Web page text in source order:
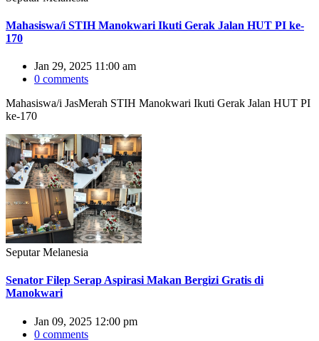
Mahasiswa/i STIH Manokwari Ikuti Gerak Jalan HUT PI ke-
170
Jan 29, 2025 11:00 am
0 comments
Mahasiswa/i JasMerah STIH Manokwari Ikuti Gerak Jalan HUT PI
ke-170
Seputar Melanesia
Senator Filep Serap Aspirasi Makan Bergizi Gratis di
Manokwari
Jan 09, 2025 12:00 pm
0 comments